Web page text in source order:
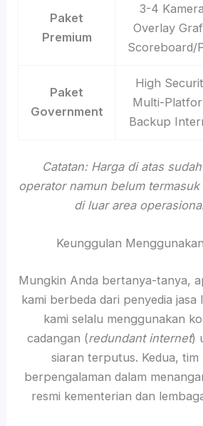
Paket
Premium
3-4
Overlay
Scoreboard/
Paket
Government
High
Multi-
Backup
Catatan: Harga di atas
operator namun belum
di luar area
Keunggulan
Mungkin Anda bertanya-tanya,
kami berbeda dari penyedia jasa
kami selalu menggunakan
cadangan (redundant internet)
siaran terputus. Kedua, tim
berpengalaman dalam
resmi kementerian dan